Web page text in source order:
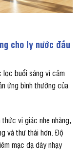
cho ly nước đầu
lọc buổi sáng vì cảm
ứng bình thường của
vị giác nhẹ nhàng,
và thư thái hơn. Độ
mạc dạ dày nhạy